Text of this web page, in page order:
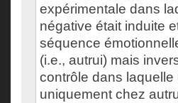
expérimentale dans
négative était induite
séquence
(i.e., autrui) mais
contrôle dans
uniquement chez